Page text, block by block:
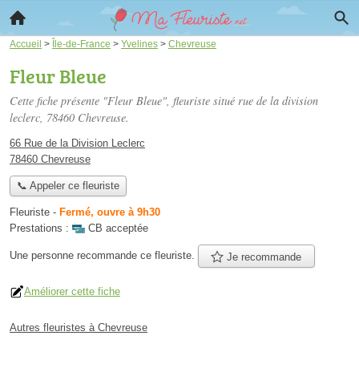
Accueil > Île-de-France > Yvelines > Chevreuse
Fleur Bleue
Cette fiche présente "Fleur Bleue", fleuriste situé rue de la division
leclerc, 78460 Chevreuse.
66 Rue de la Division Leclerc
78460 Chevreuse
📞 Appeler ce fleuriste
Fleuriste - Fermé, ouvre à 9h30
Prestations :
CB acceptée
Une personne recommande ce fleuriste. Je recommande
Améliorer cette fiche
Autres fleuristes à Chevreuse